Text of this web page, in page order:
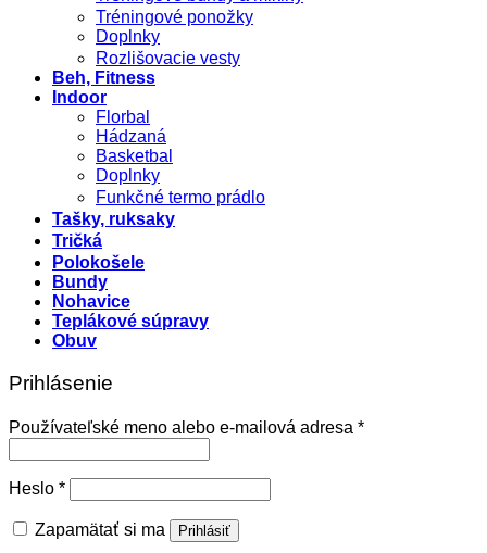
Tréningové ponožky
Doplnky
Rozlišovacie vesty
Beh, Fitness
Indoor
Florbal
Hádzaná
Basketbal
Doplnky
Funkčné termo prádlo
Tašky, ruksaky
Tričká
Polokošele
Bundy
Nohavice
Teplákové súpravy
Obuv
Prihlásenie
Používateľské meno alebo e-mailová adresa *Povinné
Heslo *Povinné
Zapamätať si ma Prihlásiť